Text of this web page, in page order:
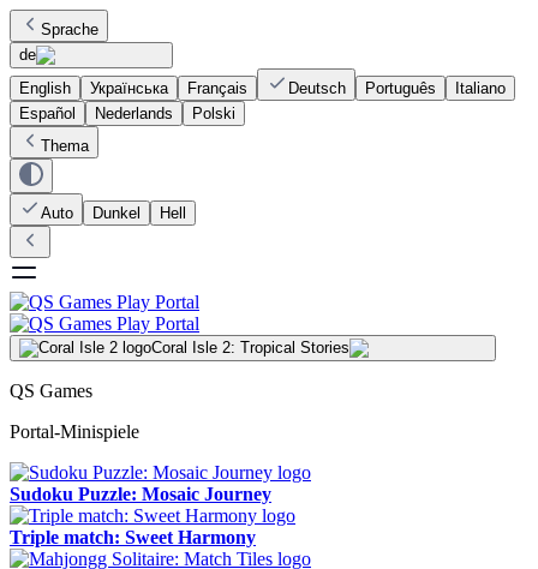
Sprache
de
English
Українська Français Deutsch Português
Italiano
Español
Nederlands
Polski
Thema
Auto Dunkel Hell
Coral Isle 2: Tropical Stories
QS Games
Portal-Minispiele
Sudoku Puzzle: Mosaic Journey
Triple match: Sweet Harmony